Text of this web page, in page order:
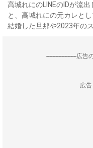
高城れにのLINEのIDが流
と、高城れにの元カレと
結婚した旦那や2023年の
--------------------広
広